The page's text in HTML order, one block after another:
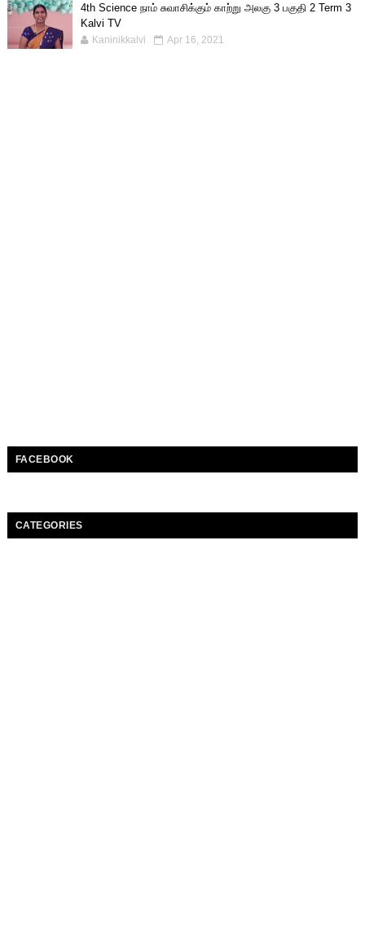
4th Science நாம் சுவாசிக்கும் காற்று அலகு 3 பகுதி 2 Term 3
Kalvi TV
Kaninikkalvi Apr 16, 2021
FACEBOOK
CATEGORIES